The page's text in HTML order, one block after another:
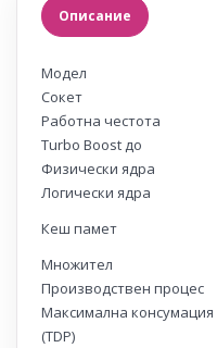
Описание
Модел
Сокет
Работна честота
Turbo Boost до
Физически ядра
Логически ядра
Кеш памет
Множител
Производствен процес
Максимална консумация
(TDP)